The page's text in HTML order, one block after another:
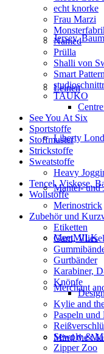
Jersey,
Leinen
Liberty
Mantel- und
MeetMILK
Merchant
Mind the
echt knorke
Frau Marzi
Named
Prülla
Shalli von
Smart
TAUKO
See You At Six
Sportstoffe
Stoffmuster
Strickstoffe
Sweatstoffe
Heavy
Tencel, Viskose,
Wollstoffe
Merinostrick
Zubehör und
Etiketten
Garn,
Gurtbänder
Karabiner,
Knöpfe
Kylie and
Paspeln und
Sewply &
Zipper Zoo